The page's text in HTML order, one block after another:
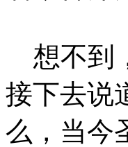
想不到
接下去说
么，当今